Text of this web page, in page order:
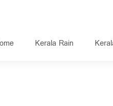
Kerala Rain